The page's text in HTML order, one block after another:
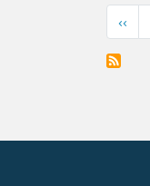
‹‹